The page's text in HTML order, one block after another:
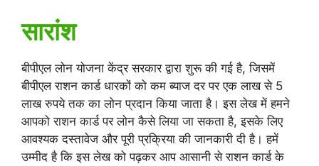
सारांश
बीपीएल लोन योजना केंद्र सरकार द्वारा शुरू की गई है, जिसमें
बीपीएल राशन कार्ड धारकों को कम ब्याज दर पर एक लाख से 5
लाख रुपये तक का लोन प्रदान किया जाता है। इस लेख में हमने
आपको राशन कार्ड पर लोन कैसे लिया जा सकता है, इसके लिए
आवश्यक दस्तावेज और पूरी प्रक्रिया की जानकारी दी है। हमें
उम्मीद है कि इस लेख को पढ़कर आप आसानी से राशन कार्ड के